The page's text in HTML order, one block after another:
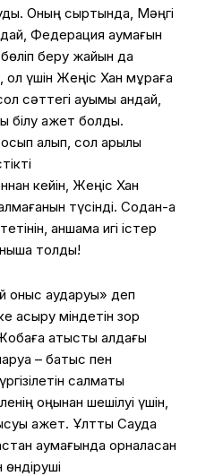
Оның сыртында, Мәңгі
Федерация аумағын
бөліп беру жайын да
ол үшін Жеңіс Хан мұраға
сәттегі ауқымы қандай,
білу қажет болды.
алып, сол арқылы
кейін, Жеңіс Хан
түсінді. Содан-ақ
қаншама игі істер
толды!
қоныс аударуы» деп
асыру міндетін зор
қатысты алдағы
– батыс пен
салмақты
оңынан шешілуі үшін,
қажет. Ұлттық Сауда
аумағында орналасқан